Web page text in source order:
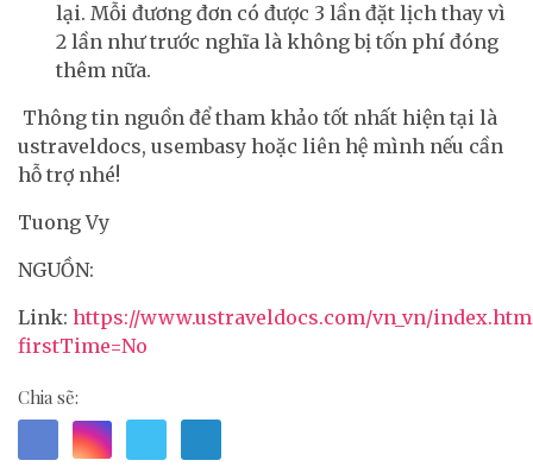
lại. Mỗi đương đơn có được 3 lần đặt lịch thay vì
2 lần như trước nghĩa là không bị tốn phí đóng
thêm nữa.
Thông tin nguồn để tham khảo tốt nhất hiện tại là
ustraveldocs, usembasy hoặc liên hệ mình nếu cần
hỗ trợ nhé!
Tuong Vy
NGUỒN:
Link: https://www.ustraveldocs.com/vn_vn/
firstTime=No
Chia sẽ: